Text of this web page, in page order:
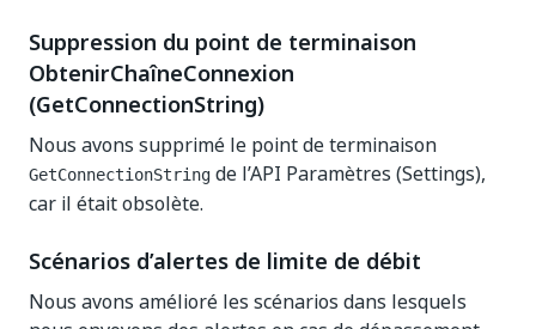
Suppression du point de terminaison
ObtenirChaîneConnexion
(GetConnectionString)
Nous avons supprimé le point de terminaison
GetConnectionString de l’API Paramètres (Settings),
car il était obsolète.
Scénarios d’alertes de limite de débit
Nous avons amélioré les scénarios dans lesquels